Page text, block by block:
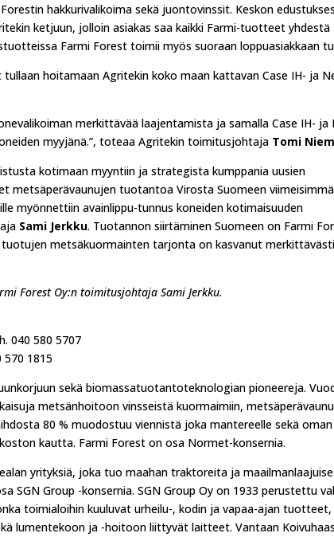
hakkurivalikoima sekä juontovinssit. Keskon
ketjuun, jolloin asiakas saa kaikki Farmi-tuotteet yhdestä
Farmi Forest toimii myös suoraan loppuasiakkaan
hoitamaan Agritekin koko maan kattavan Case IH- ja
merkittävää laajentamista ja samalla Case IH- ja
myyjänä.”, toteaa Agritekin toimitusjohtaja Tomi
kotimaan myyntiin ja strategista kumppania uusien
metsäperävaunujen tuotantoa Virosta Suomeen
myönnettiin avainlippu-tunnus koneiden kotimaisuuden
Sami Jerkku. Tuotannon siirtäminen Suomeen on Farmi
metsäkuormainten tarjonta on kasvanut
Forest Oy:n toimitusjohtaja Sami Jerkku.
040 580 5707
1815
sekä biomassatuotantoteknologian pioneereja.
metsänhoitoon vinsseistä kuormaimiin,
80 % muodostuu viennistä joka mantereelle sekä oman
kautta. Farmi Forest on osa Normet-konsernia.
yrityksiä, joka tuo maahan traktoreita ja
SGN Group -konsernia. SGN Group Oy on 1933 perustettu
toimialoihin kuuluvat urheilu-, kodin ja vapaa-ajan tuotteet,
lumentekoon ja -hoitoon liittyvät laitteet. Vantaan